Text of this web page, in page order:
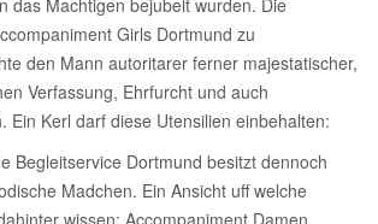
das Machtigen bejubelt wurden. Die
Girls Dortmund zu
den Mann autoritarer ferner majestatischer,
Verfassung, Ehrfurcht und auch
Ein Kerl darf diese Utensilien einbehalten:
Begleitservice Dortmund besitzt dennoch
Madchen. Ein Ansicht uff welche
wissen: Accompaniment Damen